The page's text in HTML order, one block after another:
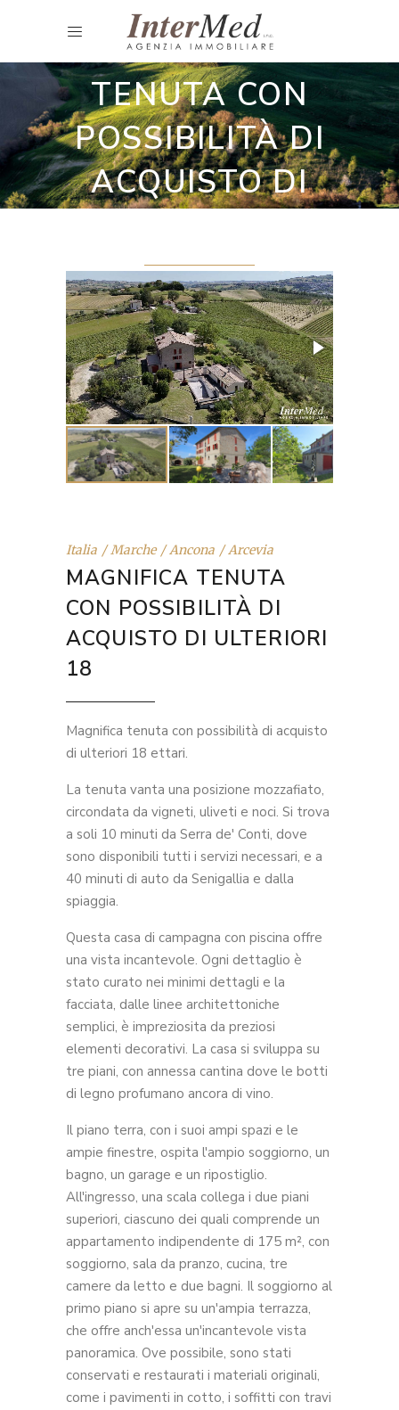
Casali ristrutturati
MAGNIFICA
TENUTA CON
POSSIBILITÀ DI
ACQUISTO DI
Italia Marche Ancona Arcevia
MAGNIFICA TENUTA
CON POSSIBILITÀ DI
ACQUISTO DI ULTERIORI
18
Magnifica tenuta con possibilità di acquisto
di ulteriori 18 ettari.
La tenuta vanta una posizione mozzafiato,
circondata da vigneti, uliveti e noci. Si trova
a soli 10 minuti da Serra de' Conti, dove
sono disponibili tutti i servizi necessari, e a
40 minuti di auto da Senigallia e dalla
spiaggia.
Questa casa di campagna con piscina offre
una vista incantevole. Ogni dettaglio è
stato curato nei minimi dettagli e la
facciata, dalle linee architettoniche
semplici, è impreziosita da preziosi
elementi decorativi. La casa si sviluppa su
tre piani, con annessa cantina dove le botti
di legno profumano ancora di vino.
Il piano terra, con i suoi ampi spazi e le
ampie finestre, ospita l'ampio soggiorno, un
bagno, un garage e un ripostiglio.
All'ingresso, una scala collega i due piani
superiori, ciascuno dei quali comprende un
appartamento indipendente di 175 m², con
soggiorno, sala da pranzo, cucina, tre
camere da letto e due bagni. Il soggiorno al
primo piano si apre su un'ampia terrazza,
che offre anch'essa un'incantevole vista
panoramica. Ove possibile, sono stati
conservati e restaurati i materiali originali,
come i pavimenti in cotto, i soffitti con travi